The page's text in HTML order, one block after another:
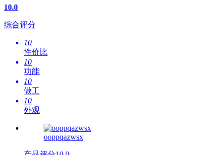
10.0
综合评分
10
性价比
10
功能
10
做工
10
外观
ooppqazwsx